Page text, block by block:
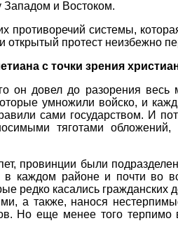
Западом и Востоком.
противоречий системы,
протест неизбежно
с точки зрения
он довел до разорения
умножили войско, и
сами государством. И
тяготами
провинции были
каждом районе и почти во
редко касались
а также, нанося
Но еще менее того терпимо